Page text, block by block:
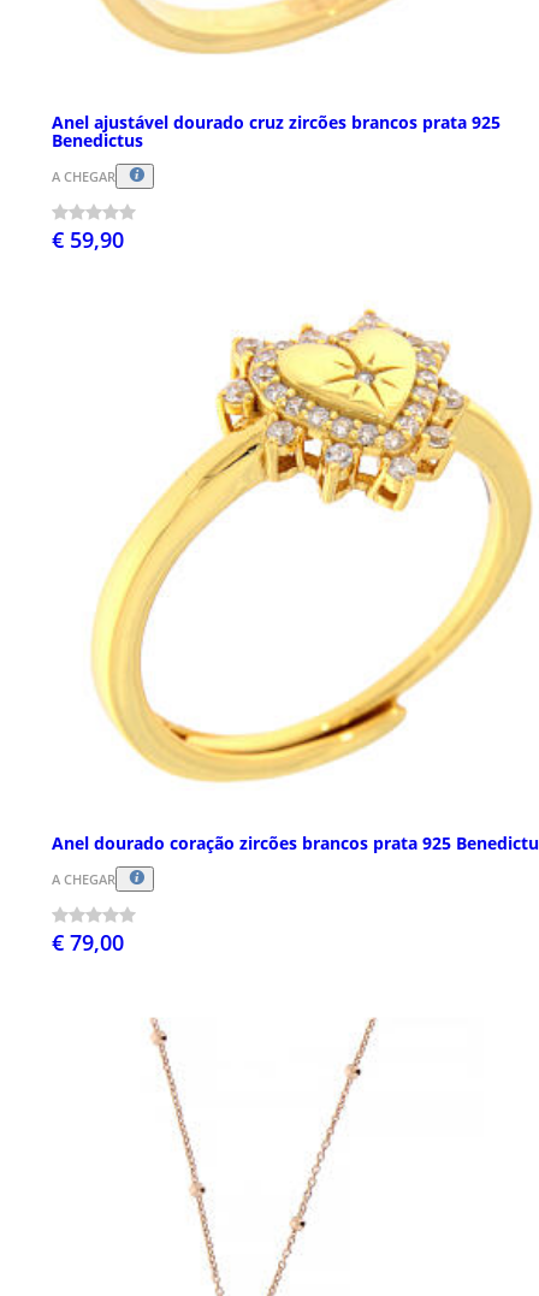
Anel ajustável dourado cruz zircões brancos prata 925
Benedictus
A CHEGAR
€ 59,90
Anel dourado coração zircões brancos prata 925
A CHEGAR
€ 79,00